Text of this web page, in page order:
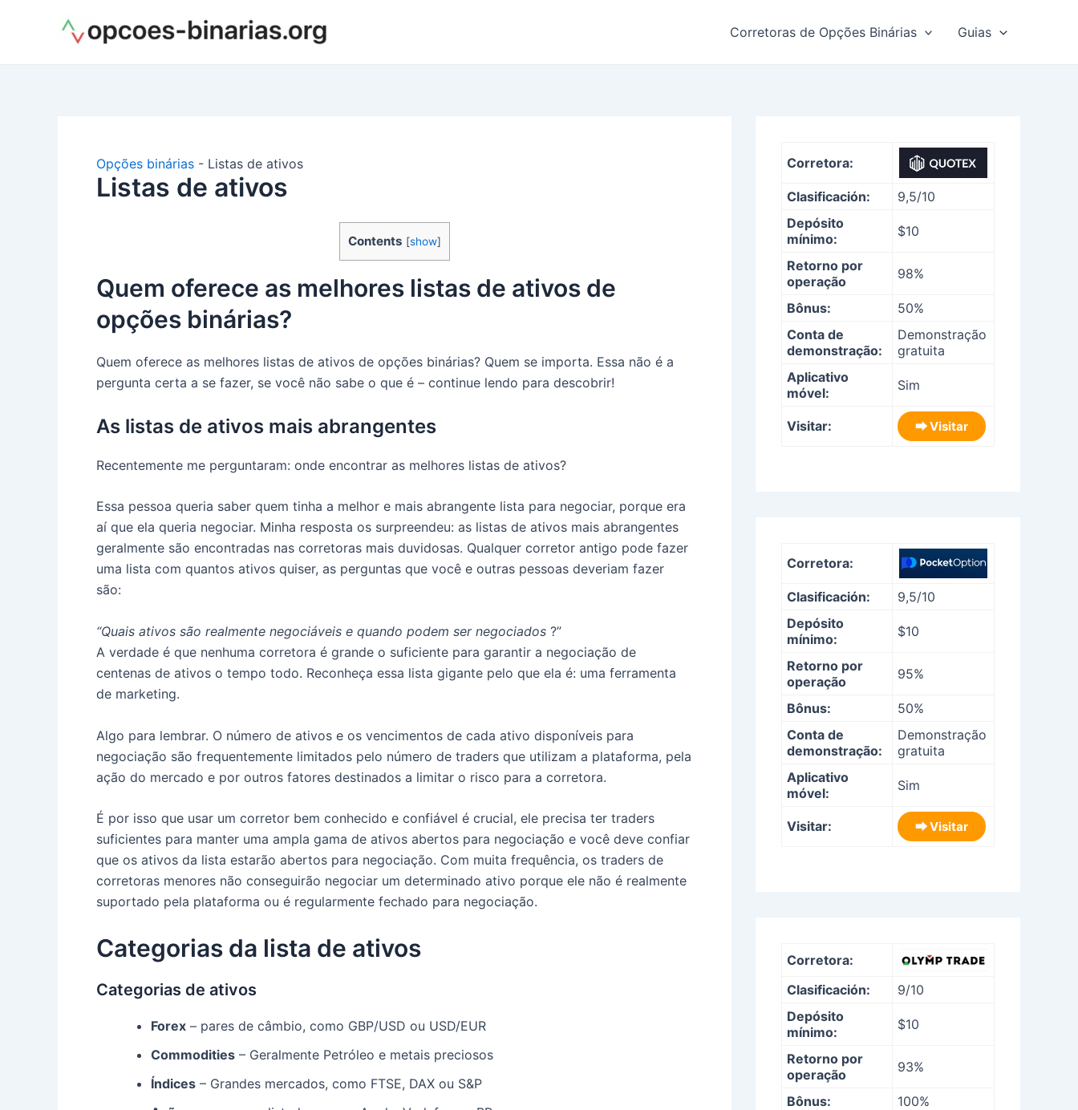
Corretoras de Opções Binárias Guias
Opções binárias - Listas de ativos
Listas de ativos
Contents [show]
Quem oferece as melhores listas de ativos de
opções binárias?
Quem oferece as melhores listas de ativos de opções binárias? Quem se importa. Essa não é a
pergunta certa a se fazer, se você não sabe o que é – continue lendo para descobrir!
As listas de ativos mais abrangentes
Recentemente me perguntaram: onde encontrar as melhores listas de ativos?
Essa pessoa queria saber quem tinha a melhor e mais abrangente lista para negociar, porque era
aí que ela queria negociar. Minha resposta os surpreendeu: as listas de ativos mais abrangentes
geralmente são encontradas nas corretoras mais duvidosas. Qualquer corretor antigo pode fazer
uma lista com quantos ativos quiser, as perguntas que você e outras pessoas deveriam fazer
são:
“Quais ativos são realmente negociáveis ​​e quando podem ser negociados ?”
A verdade é que nenhuma corretora é grande o suficiente para garantir a negociação de
centenas de ativos o tempo todo. Reconheça essa lista gigante pelo que ela é: uma ferramenta
de marketing.
Algo para lembrar. O número de ativos e os vencimentos de cada ativo disponíveis para
negociação são frequentemente limitados pelo número de traders que utilizam a plataforma, pela
ação do mercado e por outros fatores destinados a limitar o risco para a corretora.
É por isso que usar um corretor bem conhecido e confiável é crucial, ele precisa ter traders
suficientes para manter uma ampla gama de ativos abertos para negociação e você deve confiar
que os ativos da lista estarão abertos para negociação. Com muita frequência, os traders de
corretoras menores não conseguirão negociar um determinado ativo porque ele não é realmente
suportado pela plataforma ou é regularmente fechado para negociação.
Categorias da lista de ativos
Categorias de ativos
Forex – pares de câmbio, como GBP/USD ou USD/EUR
Commodities – Geralmente Petróleo e metais preciosos
Índices – Grandes mercados, como FTSE, DAX ou S&P
Corretora:
Clasificación:
9,5/10
Depósito
mínimo:
$10
Retorno por
operação
98%
Bônus:
50%
Conta de
demonstração:
Demonstração
gratuita
Aplicativo
móvel:
Sim
Visitar: ⮕ Visitar
Corretora:
Clasificación:
9,5/10
Depósito
mínimo:
$10
Retorno por
operação
95%
Bônus:
50%
Conta de
demonstração:
Demonstração
gratuita
Aplicativo
móvel:
Sim
Visitar: ⮕ Visitar
Corretora:
Clasificación:
9/10
Depósito
mínimo:
$10
Retorno por
operação
93%
Bônus:
100%